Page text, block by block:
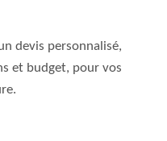
devis personnalisé,
et budget, pour vos